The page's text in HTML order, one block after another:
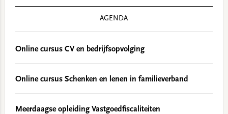
AGENDA
Online cursus CV en bedrijfsopvolging
Online cursus Schenken en lenen in familieverband
Meerdaagse opleiding Vastgoedfiscaliteiten